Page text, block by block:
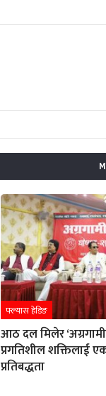
फ्ल्यास हेडिङ
आठ दल मिलेर ‘अग्रगामी
प्रगतिशील शक्तिलाई
प्रतिबद्धता